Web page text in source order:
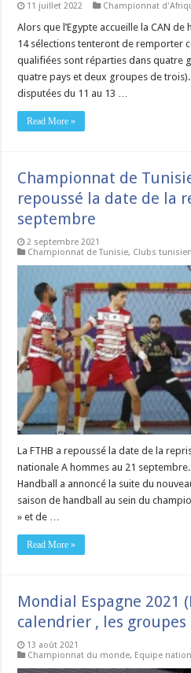
11 juillet 2022 Championnat
Alors que l’Egypte accueille la CAN
14 sélections tenteront de remporter
qualifiées sont réparties dans quatre
quatre pays et deux groupes de
disputées du 11 au 13 …
Read More »
Championnat de
repoussé la date de la
septembre
2 septembre 2021
Championnat de Tunisie, Clubs
La FTHB a repoussé la date de la
nationale A hommes au 21
Handball a annoncé la suite du
saison de handball au sein du
» et de …
Read More »
Mondial Espagne 2021
calendrier , les
13 août 2021
Championnat du monde, Equipe